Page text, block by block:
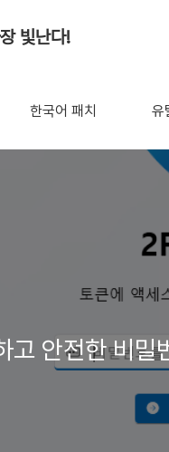
빛난다!
한국어 패치 유
안전한 비밀